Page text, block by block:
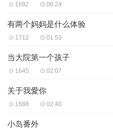
1692 00:24
有两个妈妈是什么体验
1712 01:53
当大院第一个孩子
1645 02:07
关于我愛你
1688 02:40
小岛番外